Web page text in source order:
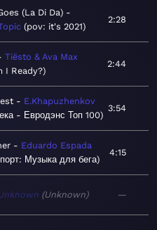
(La Di Da)
pov: it's 2021
2:28
Tiësto & Ava Max
I Ready?
2:44
E.Khapuzhenkov
- Евродэнс Топ 100
3:54
Eduardo Espada
Музыка для бега
4:15
Unknown —